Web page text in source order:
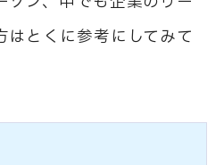
はとくに参考にしてみて